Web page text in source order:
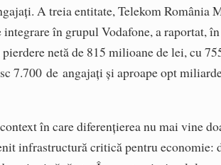
A treia entitate, Telekom România
în grupul Vodafone, a raportat,
netă de 815 milioane de lei, cu
7.700 de angajați și aproape opt
în care diferențierea nu mai vine
infrastructură critică pentru